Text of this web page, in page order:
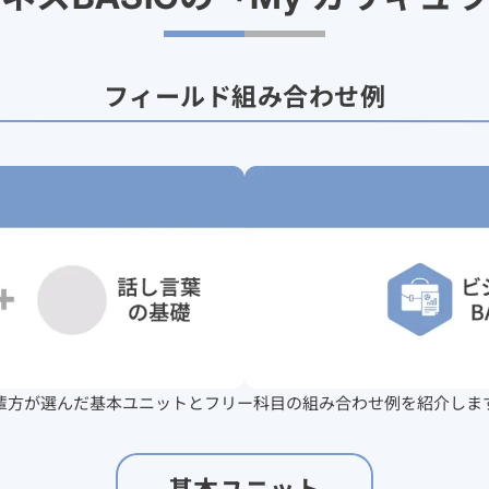
フィールド組み合わせ例
方が選んだ基本ユニットとフリー科目の組み合わせ例を紹介しま